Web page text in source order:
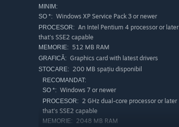
MINIM:
SO *: Windows XP Service Pack 3 or newer
PROCESOR: An Intel Pentium 4 processor or later
that's SSE2 capable
MEMORIE: 512 MB RAM
GRAFICĂ: Graphics card with latest drivers
STOCARE: 200 MB spațiu disponibil
RECOMANDAT:
SO *: Windows 7 or newer
PROCESOR: 2 GHz dual-core processor or later
that's SSE2 capable
MEMORIE: 2048 MB RAM